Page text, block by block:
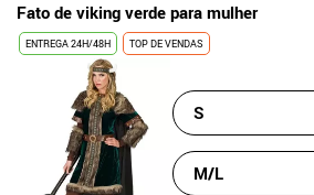
Fato de viking verde para mulher
ENTREGA 24H/48H TOP DE VENDAS
S
M/L